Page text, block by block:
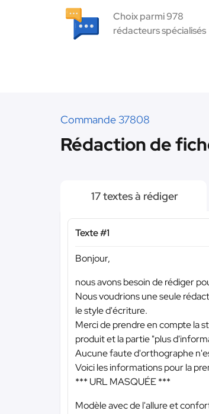
Choix parmi 978
rédacteurs spécialisés
Commande 37808
Rédaction de
17 textes à rédiger
Texte #1
Bonjour,
nous avons besoin de rédiger
Nous voudrions une seule
le style d'écriture.
Merci de prendre en compte la
produit et la partie "plus
Aucune faute d'orthographe
Voici les informations pour la
*** URL MASQUÉE ***
Modèle avec de l'allure et